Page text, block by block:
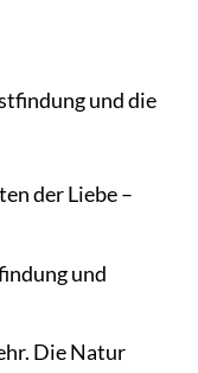
und die
der Liebe –
und
Die Natur